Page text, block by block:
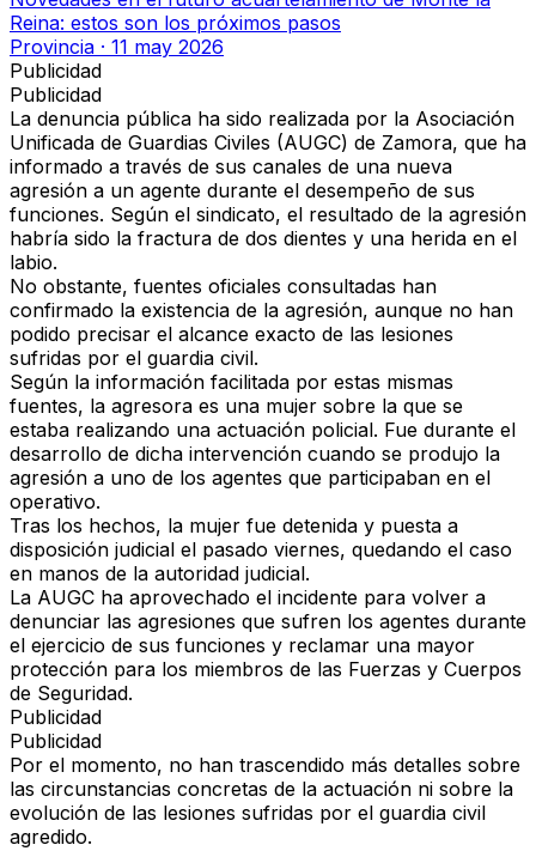
Reina: estos son los próximos pasos
Provincia · 11 may 2026
Publicidad
Publicidad
La denuncia pública ha sido realizada por la Asociación
Unificada de Guardias Civiles (AUGC) de Zamora, que ha
informado a través de sus canales de una nueva
agresión a un agente durante el desempeño de sus
funciones. Según el sindicato, el resultado de la agresión
habría sido la fractura de dos dientes y una herida en el
labio.
No obstante, fuentes oficiales consultadas han
confirmado la existencia de la agresión, aunque no han
podido precisar el alcance exacto de las lesiones
sufridas por el guardia civil.
Según la información facilitada por estas mismas
fuentes, la agresora es una mujer sobre la que se
estaba realizando una actuación policial. Fue durante el
desarrollo de dicha intervención cuando se produjo la
agresión a uno de los agentes que participaban en el
operativo.
Tras los hechos, la mujer fue detenida y puesta a
disposición judicial el pasado viernes, quedando el caso
en manos de la autoridad judicial.
La AUGC ha aprovechado el incidente para volver a
denunciar las agresiones que sufren los agentes durante
el ejercicio de sus funciones y reclamar una mayor
protección para los miembros de las Fuerzas y Cuerpos
de Seguridad.
Publicidad
Publicidad
Por el momento, no han trascendido más detalles sobre
las circunstancias concretas de la actuación ni sobre la
evolución de las lesiones sufridas por el guardia civil
agredido.